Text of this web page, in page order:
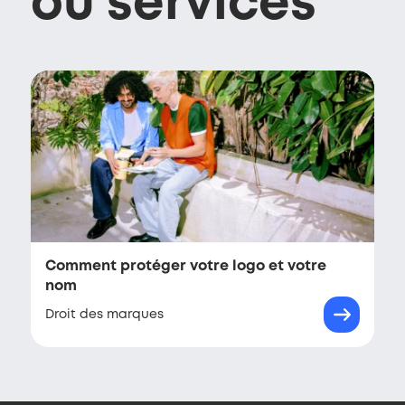
Comment protéger votre logo et votre
nom
Droit des marques